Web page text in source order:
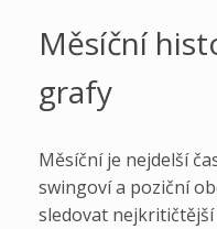
Měsíční
grafy
Měsíční je nejdelší
swingoví a poziční
sledovat